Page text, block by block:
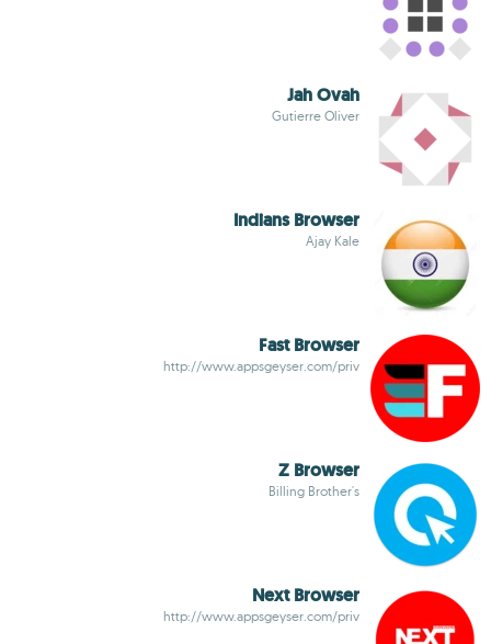
Jah Ovah
Gutierre Oliver
Indians Browser
Ajay Kale
Fast Browser
http://www.appsgeyser.com/priv
Z Browser
Billing Brother's
Next Browser
http://www.appsgeyser.com/priv